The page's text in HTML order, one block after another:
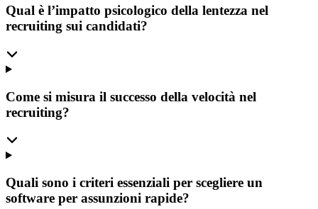
Qual è l’impatto psicologico della lentezza nel
recruiting sui candidati?
Come si misura il successo della velocità nel
recruiting?
Quali sono i criteri essenziali per scegliere un
software per assunzioni rapide?